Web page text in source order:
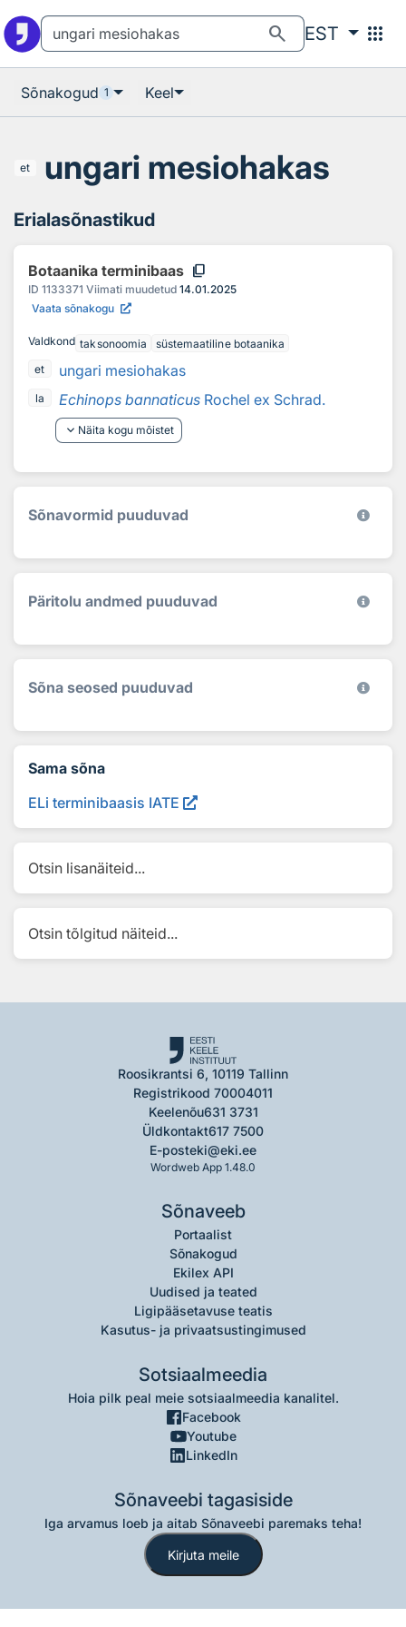
search EST apps
Sõnakogud 1 Keel
et ungari mesiohakas
Erialasõnastikud
Botaanika terminibaas content_copy
ID 1133371 Viimati muudetud 14.01.2025
Vaata sõnakogu
Valdkond taksonoomia
süstemaatiline botaanika
et
ungari mesiohakas
la Echinops bannaticus Rochel ex Schrad.
keyboard_arrow_down Näita kogu mõistet
Sõnavormid puuduvad
Päritolu andmed puuduvad
Sõna seosed puuduvad
Sama sõna
ELi terminibaasis IATE
Otsin lisanäiteid...
Otsin tõlgitud näiteid...
Roosikrantsi 6, 10119 Tallinn
Registrikood 70004011
Keelenõu631 3731
Üldkontakt617 7500
E-posteki@eki.ee
Wordweb App 1.48.0
Sõnaveeb
Portaalist
Sõnakogud
Ekilex API
Uudised ja teated
Ligipääsetavuse teatis
Kasutus- ja privaatsustingimused
Sotsiaalmeedia
Hoia pilk peal meie sotsiaalmeedia kanalitel.
Facebook
Youtube
LinkedIn
Sõnaveebi tagasiside
Iga arvamus loeb ja aitab Sõnaveebi paremaks teha!
Kirjuta meile